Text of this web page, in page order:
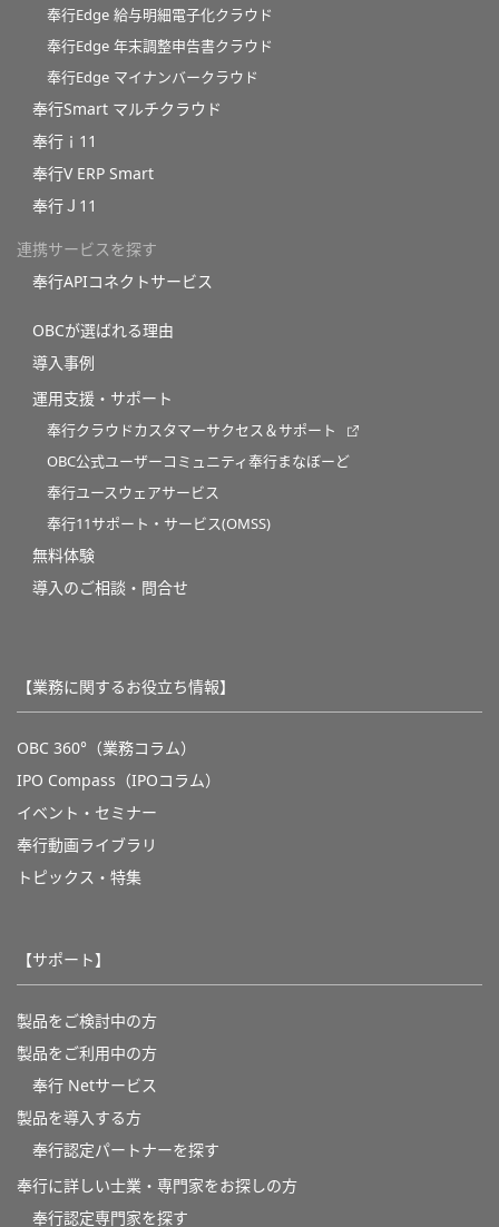
奉行Edge 給与明細電子化クラウド
奉行Edge 年末調整申告書クラウド
奉行Edge マイナンバークラウド
奉行Smart マルチクラウド
奉行ｉ11
奉行V ERP Smart
奉行Ｊ11
連携サービスを探す
奉行APIコネクトサービス
OBCが選ばれる理由
導入事例
運用支援・サポート
奉行クラウドカスタマーサクセス＆サポート
OBC公式ユーザーコミュニティ奉行まなぼーど
奉行ユースウェアサービス
奉行11サポート・サービス(OMSS)
無料体験
導入のご相談・問合せ
【業務に関するお役立ち情報】
OBC 360°（業務コラム）
IPO Compass（IPOコラム）
イベント・セミナー
奉行動画ライブラリ
トピックス・特集
【サポート】
製品をご検討中の方
製品をご利用中の方
奉行 Netサービス
製品を導入する方
奉行認定パートナーを探す
奉行に詳しい士業・専門家をお探しの方
奉行認定専門家を探す